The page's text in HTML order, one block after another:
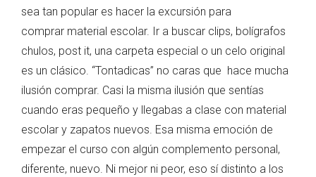
sea tan popular es hacer la excursión para
comprar material escolar. Ir a buscar clips, bolígrafos
chulos, post it, una carpeta especial o un celo original
es un clásico. “Tontadicas” no caras que hace mucha
ilusión comprar. Casi la misma ilusión que sentías
cuando eras pequeño y llegabas a clase con material
escolar y zapatos nuevos. Esa misma emoción de
empezar el curso con algún complemento personal,
diferente, nuevo. Ni mejor ni peor, eso sí distinto a los